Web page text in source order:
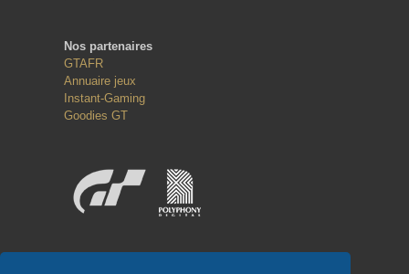
Nos partenaires
GTAFR
Annuaire jeux
Instant-Gaming
Goodies GT